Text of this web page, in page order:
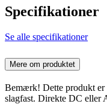
Specifikationer
Se alle specifikationer
Mere om produktet
Bemærk! Dette produkt er
slagfast. Direkte DC eller